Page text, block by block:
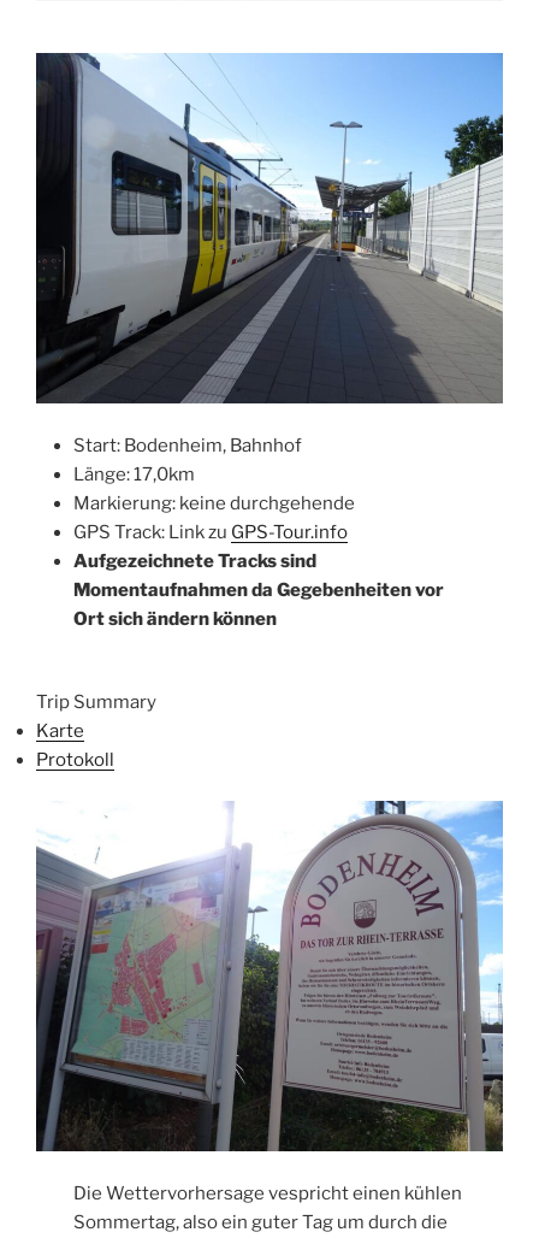
Start: Bodenheim, Bahnhof
Länge: 17,0km
Markierung: keine durchgehende
GPS Track: Link zu GPS-Tour.info
Aufgezeichnete Tracks sind
Momentaufnahmen da Gegebenheiten vor
Ort sich ändern können
Trip Summary
Karte
Protokoll
Die Wettervorhersage vespricht einen kühlen
Sommertag, also ein guter Tag um durch die